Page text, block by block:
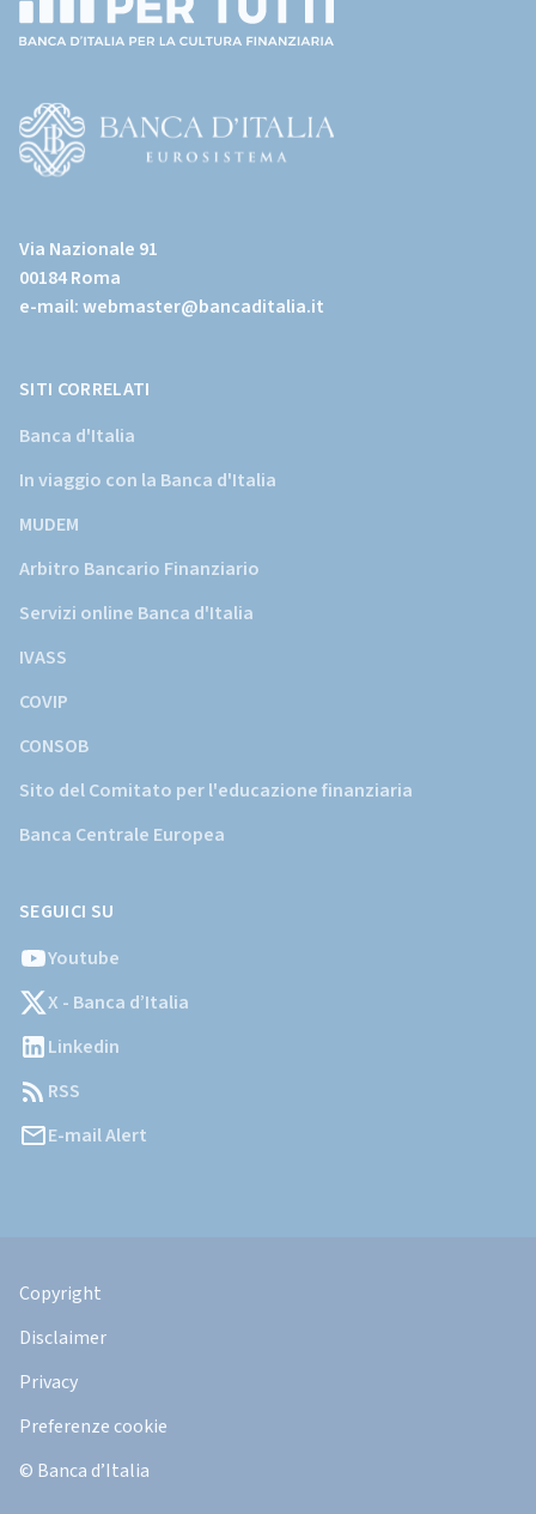
page)
sito
istituzionale
della
Via Nazionale 91
00184 Roma
e-mail:webmaster@bancaditalia.it
SITI CORRELATI
Banca d'Italia
In viaggio con la Banca d'Italia
MUDEM
Arbitro Bancario Finanziario
Servizi online Banca d'Italia
IVASS
COVIP
CONSOB
Sito del Comitato per l'educazione finanziaria
Banca Centrale Europea
SEGUICI SU
Youtube
X - Banca d’Italia
Linkedin
RSS
E-mail Alert
Legali
Copyright
Disclaimer
Privacy
Preferenze cookie
© Banca d’Italia